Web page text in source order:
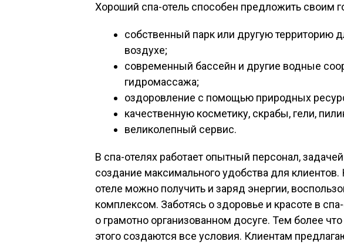
Хороший спа-отель способен предложить своим
собственный парк или другую территорию
воздухе;
современный бассейн и другие водные
гидромассажа;
оздоровление с помощью природных
качественную косметику, скрабы, гели,
великолепный сервис.
В спа-отелях работает опытный персонал,
создание максимального удобства для
отеле можно получить и заряд энергии,
комплексом. Заботясь о здоровье и красоте в
о грамотно организованном досуге. Тем более
этого создаются все условия. Клиентам